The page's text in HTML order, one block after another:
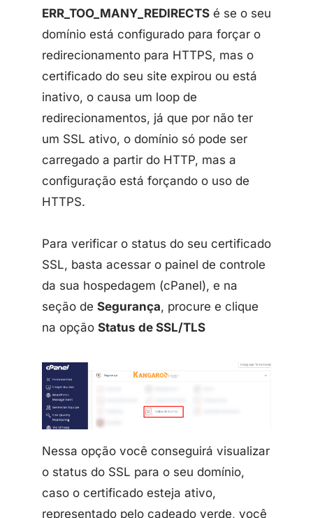
ERR_TOO_MANY_REDIRECTS é se o seu
domínio está configurado para forçar o
redirecionamento para HTTPS, mas o
certificado do seu site expirou ou está
inativo, o causa um loop de
redirecionamentos, já que por não ter
um SSL ativo, o domínio só pode ser
carregado a partir do HTTP, mas a
configuração está forçando o uso de
HTTPS.
Para verificar o status do seu certificado
SSL, basta acessar o painel de controle
da sua hospedagem (cPanel), e na
seção de Segurança, procure e clique
na opção Status de SSL/TLS
Nessa opção você conseguirá visualizar
o status do SSL para o seu domínio,
caso o certificado esteja ativo,
representado pelo cadeado verde, você